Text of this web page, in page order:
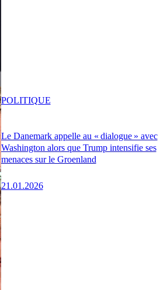
Le Danemark appelle au « dialogue » avec
Washington alors que Trump intensifie ses
menaces sur le Groenland
21.01.2026
POLITIQUE